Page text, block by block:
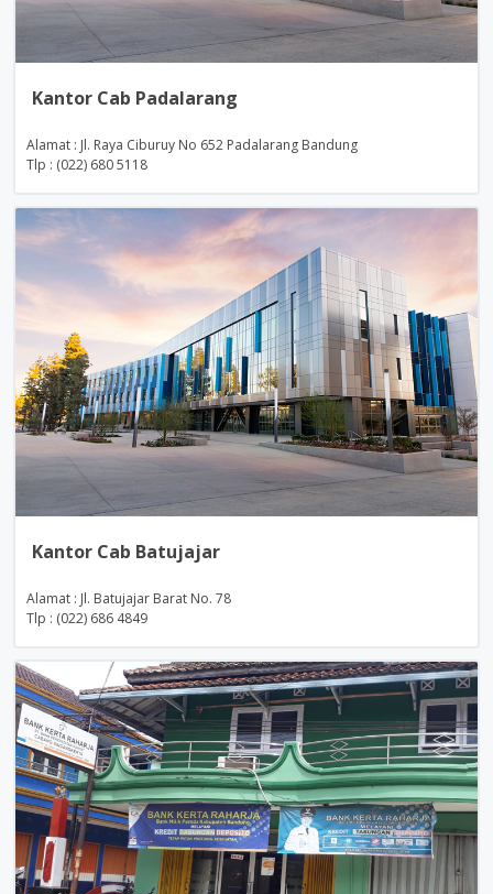
Kantor Cab Padalarang
Alamat : Jl. Raya Ciburuy No 652 Padalarang Bandung
Tlp : (022) 680 5118
Kantor Cab Batujajar
Alamat : Jl. Batujajar Barat No. 78
Tlp : (022) 686 4849